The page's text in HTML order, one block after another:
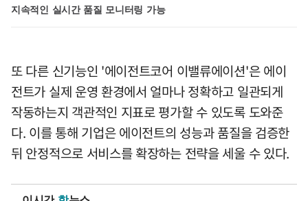
지속적인 실시간 품질 모니터링 가능
또 다른 신기능인 '에이전트코어 이밸류에이션'은 에이
전트가 실제 운영 환경에서 얼마나 정확하고 일관되게
작동하는지 객관적인 지표로 평가할 수 있도록 도와준
다. 이를 통해 기업은 에이전트의 성능과 품질을 검증한
뒤 안정적으로 서비스를 확장하는 전략을 세울 수 있다.